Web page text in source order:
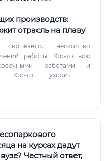
производств:
отрасль на плаву
несколько
работы. Кто-то всю
работами и
Кто-то уходит в
на курсах дадут
Честный ответ,